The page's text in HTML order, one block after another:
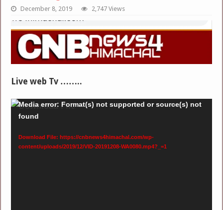
December 8, 2019 2,747 Views
Live web Tv ……..
Video
Player
Media error: Format(s) not supported or source(s) not
found
Download File: https://cnbnews4himachal.com/wp-
content/uploads/2019/12/VID-20191208-WA0080.mp4?_=1